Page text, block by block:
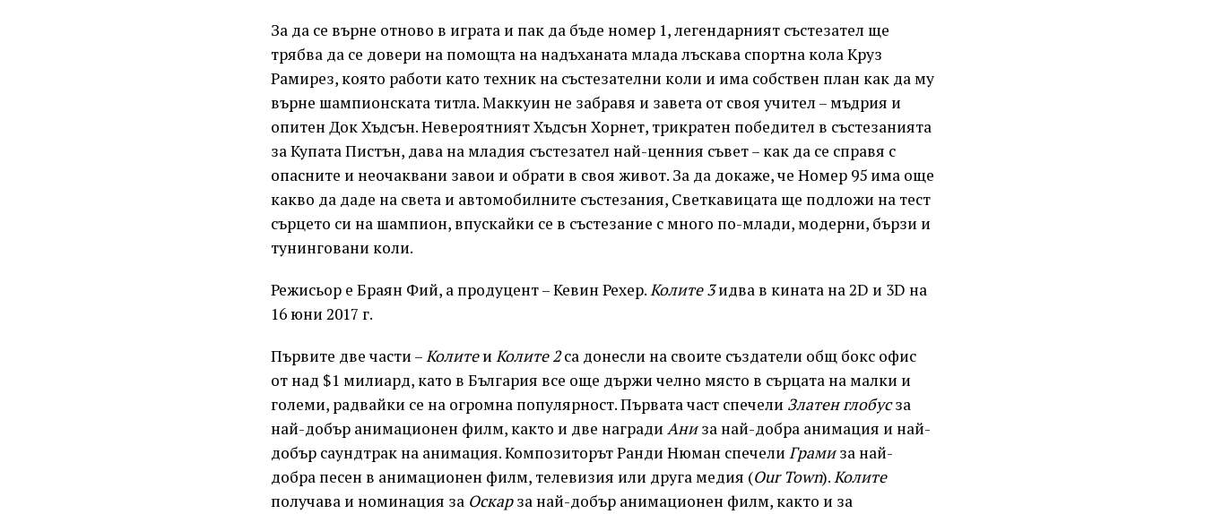
За да се върне отново в играта и пак да бъде номер 1, легендарният състезател ще
трябва да се довери на помощта на надъханата млада лъскава спортна кола Круз
Рамирез, която работи като техник на състезателни коли и има собствен план как да му
върне шампионската титла. Маккуин не забравя и завета от своя учител – мъдрия и
опитен Док Хъдсън. Невероятният Хъдсън Хорнет, трикратен победител в състезанията
за Купата Пистън, дава на младия състезател най-ценния съвет – как да се справя с
опасните и неочаквани завои и обрати в своя живот. За да докаже, че Номер 95 има още
какво да даде на света и автомобилните състезания, Светкавицата ще подложи на тест
сърцето си на шампион, впускайки се в състезание с много по-млади, модерни, бързи и
тунинговани коли.
Режисьор е Браян Фий, а продуцент – Кевин Рехер.Колите 3идва в кината на 2D и 3D на
16 юни 2017 г.
Първите две части –Колитеи Колите 2са донесли на своите създатели общ бокс офис
от над $1 милиард, като в България все още държи челно място в сърцата на малки и
големи, радвайки се на огромна популярност. Първата част спечели Златен глобусза
най-добър анимационен филм, както и две награди Аниза най-добра анимация и най-
добър саундтрак на анимация. Композиторът Ранди Нюман спечели Грамиза най-
добра песен в анимационен филм, телевизия или друга медия (OurTown).Колите
получава и номинация за Оскарза най-добър анимационен филм, както и за